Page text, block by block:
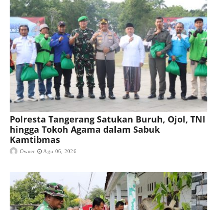
Polresta Tangerang Satukan Buruh, Ojol, TNI
hingga Tokoh Agama dalam Sabuk
Kamtibmas
Owner Agu 06, 2026